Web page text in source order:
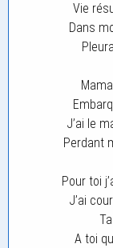
Vie
Dans
J’ai le
Perdant
Pour toi
J’ai
A toi